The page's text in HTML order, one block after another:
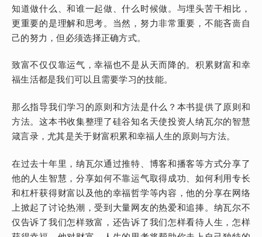
知道做什么、和谁一起做、什么时候做。与埋头苦干相比，
更重要的是理解和思考。当然，努力非常重要，不能吝啬自
己的努力，但必须选择正确方式。
致富不仅仅靠运气，幸福也不是从天而降的。积累财富和幸
福生活都是我们可以且需要学习的技能。
那么指导我们学习的原则和方法是什么？本书提供了原则和
方法。这本书收集整理了硅谷知名天使投资人纳瓦尔的智慧
箴言录，尤其是关于财富积累和幸福人生的原则与方法。
在过去十年里，纳瓦尔通过推特、博客和播客等方式分享了
他的人生智慧，分享如何不靠运气取得成功、如何利用专长
和杠杆获得财富以及他的幸福哲学等内容，他的分享在网络
上掀起了讨论热潮，受到大量网友的热爱和追捧。纳瓦尔不
仅告诉了我们怎样致富，还告诉了我们怎样看待人生，怎样